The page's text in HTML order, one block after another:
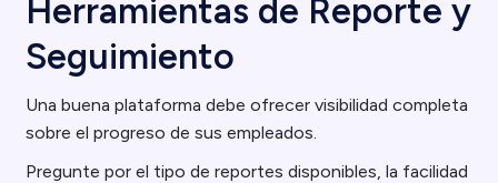
Herramientas de Reporte y
Seguimiento
Una buena plataforma debe ofrecer visibilidad completa
sobre el progreso de sus empleados.
Pregunte por el tipo de reportes disponibles, la facilidad